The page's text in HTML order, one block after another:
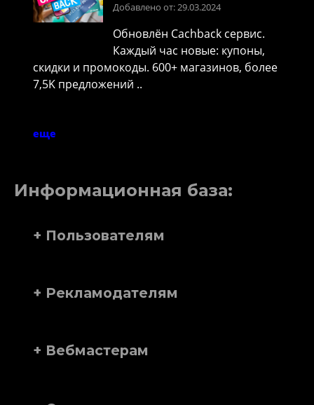
Добавлено от: 29.03.2024
Обновлён Cachback сервис.
Каждый час новые: купоны,
скидки и промокоды. 600+ магазинов, более
7,5K предложений ..
еще
Информационная база:
+ Пользователям
+ Рекламодателям
+ Вебмастерам